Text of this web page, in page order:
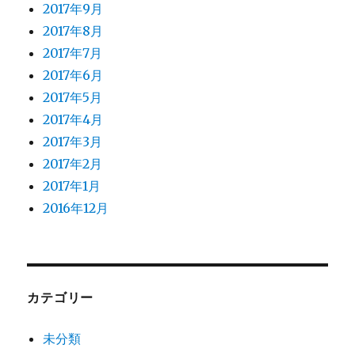
2017年9月
2017年8月
2017年7月
2017年6月
2017年5月
2017年4月
2017年3月
2017年2月
2017年1月
2016年12月
カテゴリー
未分類